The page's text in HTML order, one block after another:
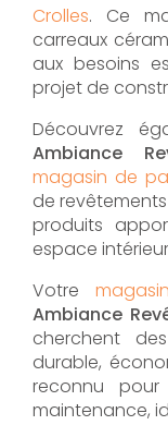
Crolles. Ce
carreaux
aux besoins
projet de
Découvrez
Ambiance
magasin de
de
produits
espace
Votre
Ambiance
cherchent
durable,
reconnu
maintenance,